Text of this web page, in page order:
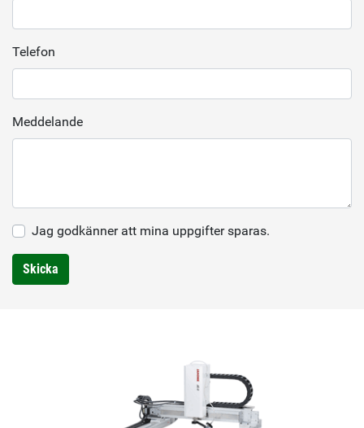
Telefon
Meddelande
Jag godkänner att mina uppgifter sparas.
Skicka